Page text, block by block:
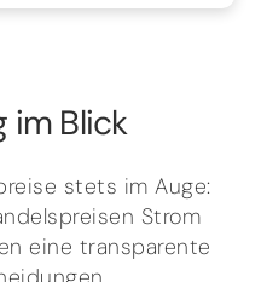
im Blick
stets im Auge:
Strom
eine transparente